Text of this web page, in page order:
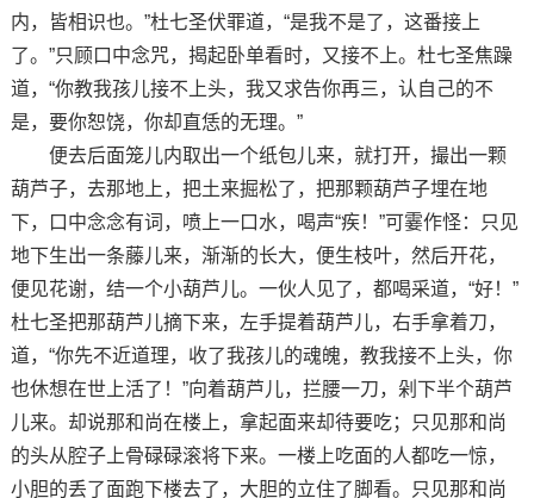
内，皆相识也。”杜七圣伏罪道，“是我不是了，这番接上
了。”只顾口中念咒，揭起卧单看时，又接不上。杜七圣焦躁
道，“你教我孩儿接不上头，我又求告你再三，认自己的不
是，要你恕饶，你却直恁的无理。”
便去后面笼儿内取出一个纸包儿来，就打开，撮出一颗
葫芦子，去那地上，把土来掘松了，把那颗葫芦子埋在地
下，口中念念有词，喷上一口水，喝声“疾！”可霎作怪：只见
地下生出一条藤儿来，渐渐的长大，便生枝叶，然后开花，
便见花谢，结一个小葫芦儿。一伙人见了，都喝采道，“好！”
杜七圣把那葫芦儿摘下来，左手提着葫芦儿，右手拿着刀，
道，“你先不近道理，收了我孩儿的魂魄，教我接不上头，你
也休想在世上活了！”向着葫芦儿，拦腰一刀，剁下半个葫芦
儿来。却说那和尚在楼上，拿起面来却待要吃；只见那和尚
的头从腔子上骨碌碌滚将下来。一楼上吃面的人都吃一惊，
小胆的丢了面跑下楼去了，大胆的立住了脚看。只见那和尚